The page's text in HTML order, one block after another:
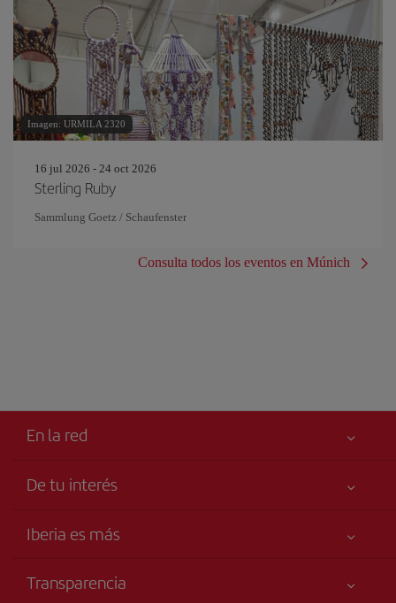
Imagen: URMILA 2320
16 jul 2026 - 24 oct 2026
Sterling Ruby
Sammlung Goetz / Schaufenster
Consulta todos los eventos en Múnich
En la red
De tu interés
Accesibilidad
Iberia es más
Grupo Iberia
Transparencia